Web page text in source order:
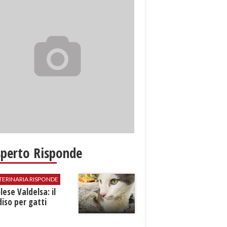
Risponde
RISPONDE
Valdelsa: il
per gatti